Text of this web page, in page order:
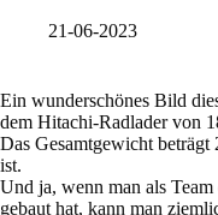
21-06-2023
Ein wunderschönes Bild
dem Hitachi-Radlader von
Das Gesamtgewicht
ist.
Und ja, wenn man als
gebaut hat, kann man